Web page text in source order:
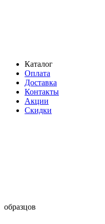
Каталог
Оплата
Доставка
Контакты
Акции
Скидки
образцов